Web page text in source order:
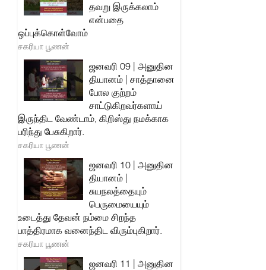
தவறு இருக்கலாம்
என்பதை
ஒப்புக்கொள்வோம்
சகரியா பூணன்
ஜனவரி 09 | அனுதின
தியானம் | சாத்தானை
போல குற்றம்
சாட்டுகிறவர்களாய்
இருந்திட வேண்டாம், கிறிஸ்து நமக்காக
பரிந்து பேசுகிறார்.
சகரியா பூணன்
ஜனவரி 10 | அனுதின
தியானம் |
சுயநலத்தையும்
பெருமையையும்
உடைத்து தேவன் நம்மை சிறந்த
பாத்திரமாக வனைந்திட விரும்புகிறார்.
சகரியா பூணன்
ஜனவரி 11 | அனுதின